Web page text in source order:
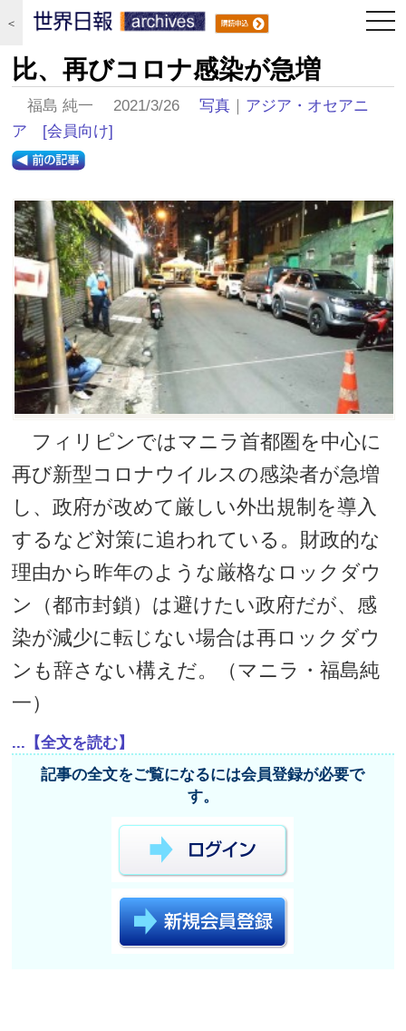
＜
比、再びコロナ感染が急増
福島 純一 2021/3/26写真 ｜ アジア・オセアニ
ア
[会員向け]
フィリピンではマニラ首都圏を中心に
再び新型コロナウイルスの感染者が急増
し、政府が改めて厳しい外出規制を導入
するなど対策に追われている。財政的な
理由から昨年のような厳格なロックダウ
ン（都市封鎖）は避けたい政府だが、感
染が減少に転じない場合は再ロックダウ
ンも辞さない構えだ。（マニラ・福島純
一）
...【全文を読む】
記事の全文をご覧になるには会員登録が必要で
す。